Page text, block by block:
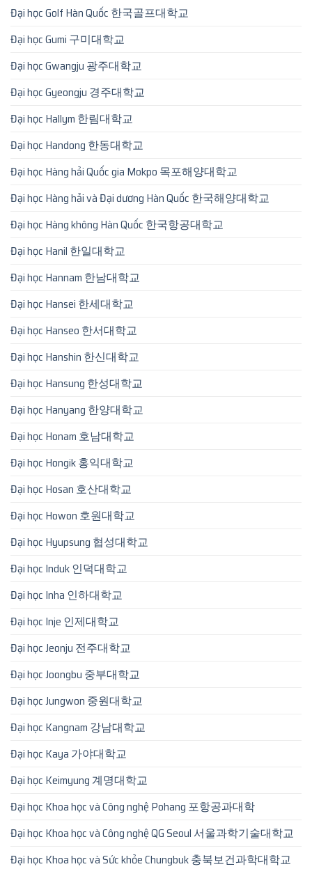
Đại học Golf Hàn Quốc 한국골프대학교
Đại học Gumi 구미대학교
Đại học Gwangju 광주대학교
Đại học Gyeongju 경주대학교
Đại học Hallym 한림대학교
Đại học Handong 한동대학교
Đại học Hàng hải Quốc gia Mokpo 목포해양대학교
Đại học Hàng hải và Đại dương Hàn Quốc 한국해양대학교
Đại học Hàng không Hàn Quốc 한국항공대학교
Đại học Hanil 한일대학교
Đại học Hannam 한남대학교
Đại học Hansei 한세대학교
Đại học Hanseo 한서대학교
Đại học Hanshin 한신대학교
Đại học Hansung 한성대학교
Đại học Hanyang 한양대학교
Đại học Honam 호남대학교
Đại học Hongik 홍익대학교
Đại học Hosan 호산대학교
Đại học Howon 호원대학교
Đại học Hyupsung 협성대학교
Đại học Induk 인덕대학교
Đại học Inha 인하대학교
Đại học Inje 인제대학교
Đại học Jeonju 전주대학교
Đại học Joongbu 중부대학교
Đại học Jungwon 중원대학교
Đại học Kangnam 강남대학교
Đại học Kaya 가야대학교
Đại học Keimyung 계명대학교
Đại học Khoa học và Công nghệ Pohang 포항공과대학
Đại học Khoa học và Công nghệ QG Seoul 서울과학기술대학교
Đại học Khoa học và Sức khỏe Chungbuk 충북보건과학대학교